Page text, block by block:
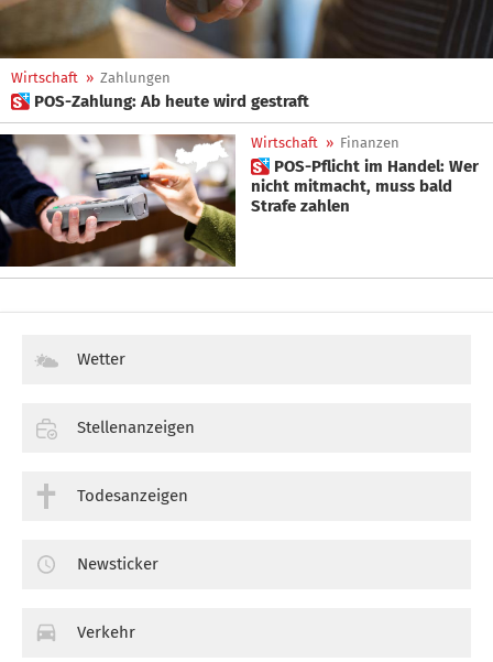
Wirtschaft » Zahlungen
 POS-Zahlung: Ab heute wird gestraft
Wirtschaft » Finanzen
 POS-Pflicht im Handel: Wer
nicht mitmacht, muss bald
Strafe zahlen
Wetter
Stellenanzeigen
Todesanzeigen
Newsticker
Verkehr